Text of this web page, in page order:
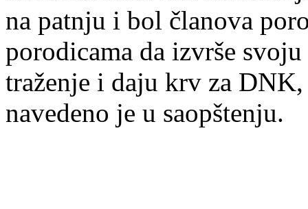
na patnju i bol članova
porodicama da izvrše
traženje i daju krv za DNK,
navedeno je u saopštenju.